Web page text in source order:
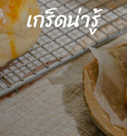
เกร็ดน่ารู้